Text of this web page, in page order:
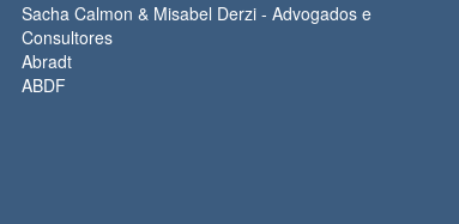
Sacha Calmon & Misabel Derzi - Advogados e
Consultores
Abradt
ABDF